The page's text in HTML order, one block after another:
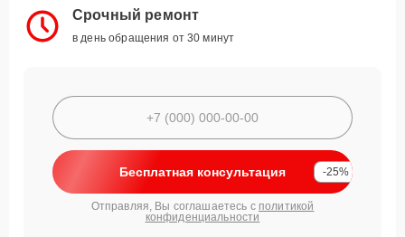
Срочный ремонт
в день обращения от 30 минут
Бесплатная консультация -25%
Отправляя, Вы соглашаетесь с политикой
конфиденциальности